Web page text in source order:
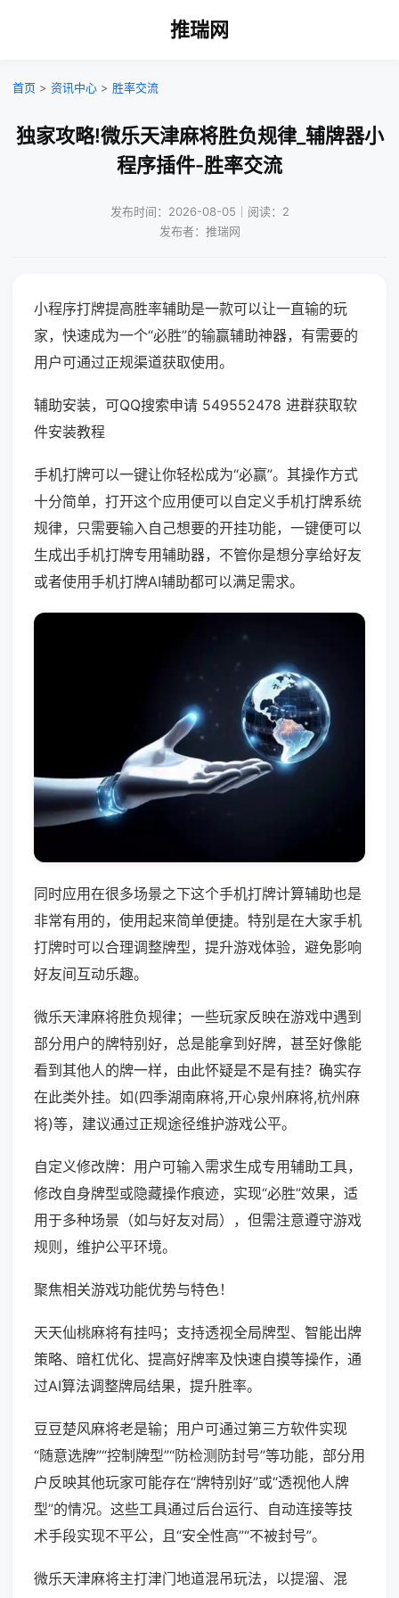
推瑞网
首页 > 资讯中心 > 胜率交流
独家攻略!微乐天津麻将胜负规律_辅牌器小
程序插件-胜率交流
发布时间：2026-08-05｜阅读：2
发布者：推瑞网
小程序打牌提高胜率辅助是一款可以让一直输的玩
家，快速成为一个“必胜”的输赢辅助神器，有需要的
用户可通过正规渠道获取使用。
辅助安装，可QQ搜索申请 549552478 进群获取软
件安装教程
手机打牌可以一键让你轻松成为“必赢”。其操作方式
十分简单，打开这个应用便可以自定义手机打牌系统
规律，只需要输入自己想要的开挂功能，一键便可以
生成出手机打牌专用辅助器，不管你是想分享给好友
或者使用手机打牌AI辅助都可以满足需求。
同时应用在很多场景之下这个手机打牌计算辅助也是
非常有用的，使用起来简单便捷。特别是在大家手机
打牌时可以合理调整牌型，提升游戏体验，避免影响
好友间互动乐趣。
微乐天津麻将胜负规律；一些玩家反映在游戏中遇到
部分用户的牌特别好，总是能拿到好牌，甚至好像能
看到其他人的牌一样，由此怀疑是不是有挂？确实存
在此类外挂。如(四季湖南麻将,开心泉州麻将,杭州麻
将)等，建议通过正规途径维护游戏公平。
自定义修改牌：用户可输入需求生成专用辅助工具，
修改自身牌型或隐藏操作痕迹，实现“必胜”效果，适
用于多种场景（如与好友对局），但需注意遵守游戏
规则，维护公平环境。
聚焦相关游戏功能优势与特色！
天天仙桃麻将有挂吗；支持透视全局牌型、智能出牌
策略、暗杠优化、提高好牌率及快速自摸等操作，通
过AI算法调整牌局结果，提升胜率。
豆豆楚风麻将老是输；用户可通过第三方软件实现
“随意选牌”“控制牌型”“防检测防封号”等功能，部分用
户反映其他玩家可能存在“牌特别好”或“透视他人牌
型”的情况。这些工具通过后台运行、自动连接等技
术手段实现不平公，且“安全性高”“不被封号”。
微乐天津麻将主打津门地道混吊玩法，以提溜、混